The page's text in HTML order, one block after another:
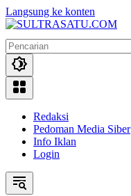
Langsung ke konten
Redaksi
Pedoman Media Siber
Info Iklan
Login